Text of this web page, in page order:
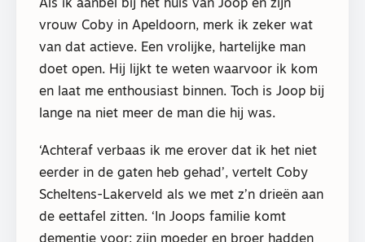
Als ik aanbel bij het huis van Joop en zijn
vrouw Coby in Apeldoorn, merk ik zeker wat
van dat actieve. Een vrolijke, hartelijke man
doet open. Hij lijkt te weten waarvoor ik kom
en laat me enthousiast binnen. Toch is Joop bij
lange na niet meer de man die hij was.
‘Achteraf verbaas ik me erover dat ik het niet
eerder in de gaten heb gehad’, vertelt Coby
Scheltens-Lakerveld als we met z’n drieën aan
de eettafel zitten. ‘In Joops familie komt
dementie voor: zijn moeder en broer hadden